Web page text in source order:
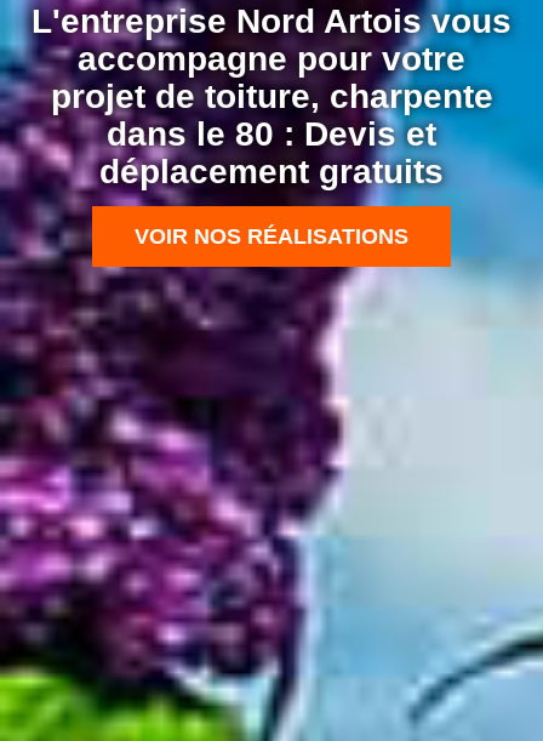
L'entreprise Nord Artois vous
accompagne pour votre
projet de toiture, charpente
dans le 80 : Devis et
déplacement gratuits
VOIR NOS RÉALISATIONS